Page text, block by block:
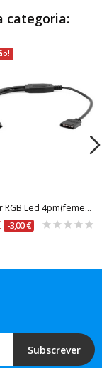
categoria:
Cabo Splitter RGB Led 4pm(femea) 4x4pm(femea)...
-3,00 €
Subscrever